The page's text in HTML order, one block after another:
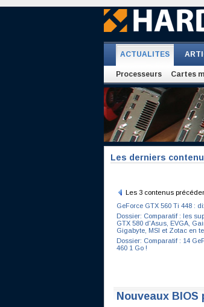
ACTUALITES
Processeurs Cartes
Les derniers
Les 3 contenus
GeForce GTX 560 Ti 448 :
Dossier: Comparatif : les
GTX 580 d'Asus, EVGA,
Gigabyte, MSI et Zotac en
Dossier: Comparatif : 14
460 1 Go !
Nouveaux BIOS